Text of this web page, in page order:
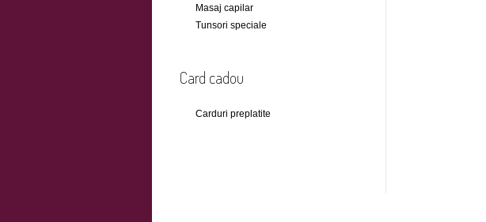
Masaj capilar
Tunsori speciale
Card cadou
Carduri preplatite